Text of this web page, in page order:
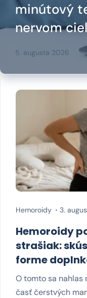
minútový
nervom
5. augusta 2026
Hemoroidy 3.
Hemoroidy
strašiak:
forme
O tomto sa nahlas
časť čerstvých